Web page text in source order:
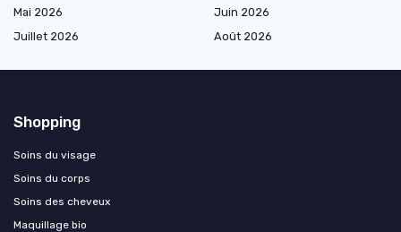
Mai 2026
Juin 2026
Juillet 2026
Août 2026
Shopping
Soins du visage
Soins du corps
Soins des cheveux
Maquillage bio